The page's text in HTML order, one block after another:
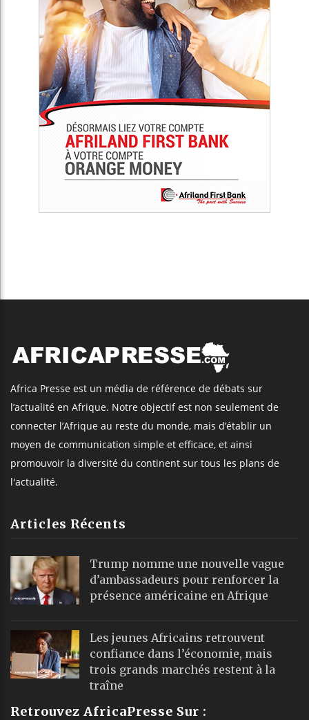
Africa Presse est un média de référence de débats sur
l’actualité en Afrique. Notre objectif est non seulement de
connecter l’Afrique au reste du monde, mais d’établir un
moyen de communication simple et efficace, et ainsi
promouvoir la diversité du continent sur tous les plans de
l'actualité.
Articles Récents
Trump nomme une nouvelle vague
d’ambassadeurs pour renforcer la
présence américaine en Afrique
Les jeunes Africains retrouvent
confiance dans l’économie, mais
trois grands marchés restent à la
traîne
Retrouvez AfricaPresse Sur :